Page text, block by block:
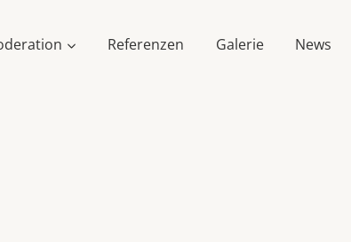
Referenzen Galerie News